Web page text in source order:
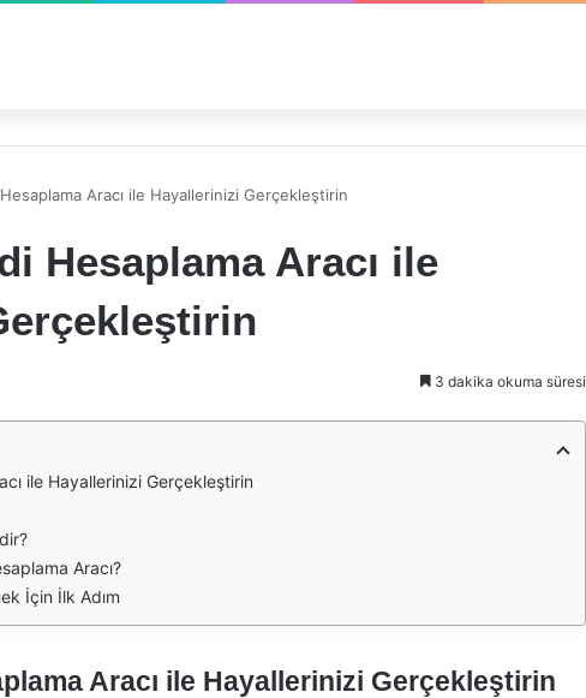
Aracı ile Hayallerinizi Gerçekleştirin
Hesaplama Aracı ile
3 dakika okuma süresi
ile Hayallerinizi Gerçekleştirin
Aracı?
İçin İlk Adım
Aracı ile Hayallerinizi Gerçekleştirin